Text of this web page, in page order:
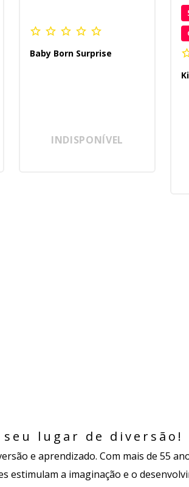
Baby Born Surprise
INDISPONÍVEL
seu lugar de diversão!
e aprendizado. Com mais de 55
estimulam a imaginação e o